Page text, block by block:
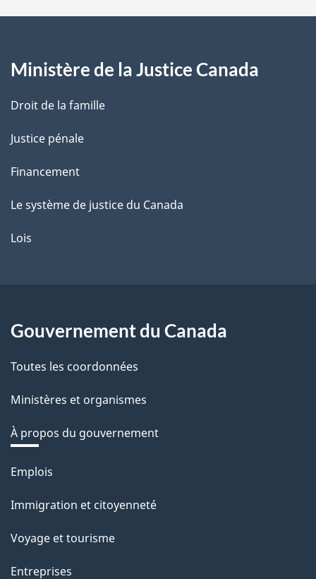
a
e
Ministère de la Justice Canada
Droit de la famille
Justice pénale
Financement
Le système de justice du Canada
Lois
Gouvernement du Canada
Toutes les coordonnées
Ministères et organismes
À propos du gouvernement
Thèmes
sujets
Emplois
Immigration et citoyenneté
Voyage et tourisme
Entreprises